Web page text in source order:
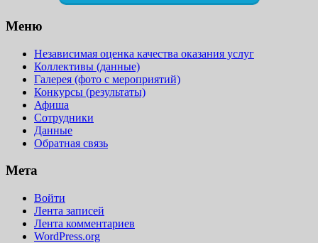
Меню
Независимая оценка качества оказания услуг
Коллективы (данные)
Галерея (фото с мероприятий)
Конкурсы (результаты)
Афиша
Сотрудники
Данные
Обратная связь
Мета
Войти
Лента записей
Лента комментариев
WordPress.org